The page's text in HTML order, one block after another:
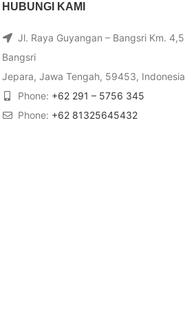
HUBUNGI KAMI
Jl. Raya Guyangan – Bangsri Km. 4,5
Bangsri
Jepara, Jawa Tengah, 59453, Indonesia
Phone: +62 291 – 5756 345
Phone: +62 81325645432